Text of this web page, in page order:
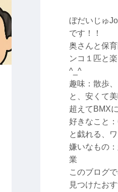
ぼだいじゅ
です！！
奥さんと保
ンコ１匹と
^_^
趣味：散歩
と、安くて
超えてBMX
好きなこと
と戯れる、
嫌いなもの
業
このブログ
見つけたお